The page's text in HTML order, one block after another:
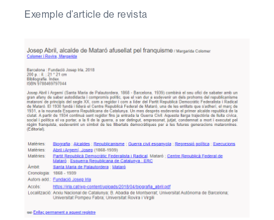
Exemple d’article de revista